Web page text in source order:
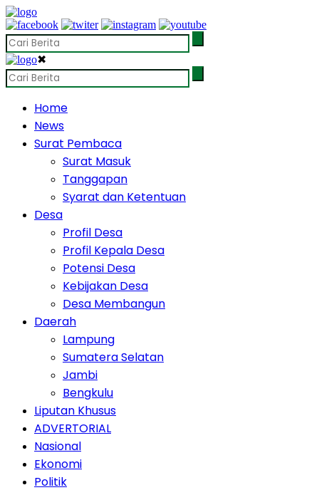
✖
Home
News
Surat Pembaca
Surat Masuk
Tanggapan
Syarat dan Ketentuan
Desa
Profil Desa
Profil Kepala Desa
Potensi Desa
Kebijakan Desa
Desa Membangun
Daerah
Lampung
Sumatera Selatan
Jambi
Bengkulu
Liputan Khusus
ADVERTORIAL
Nasional
Ekonomi
Politik